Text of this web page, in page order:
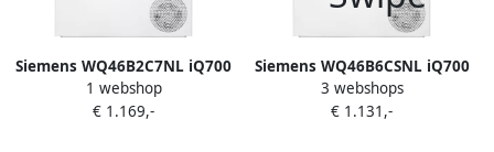
Siemens WQ46B2C7NL iQ700
Warmtepompdroger met
stoom 10% zuiniger dan
1 webshop
€ 1.169,-
Siemens WQ46B6CSNL iQ700
Wasdroger
Warmtepompdroger 9 kg Wit
3 webshops
€ 1.131,-